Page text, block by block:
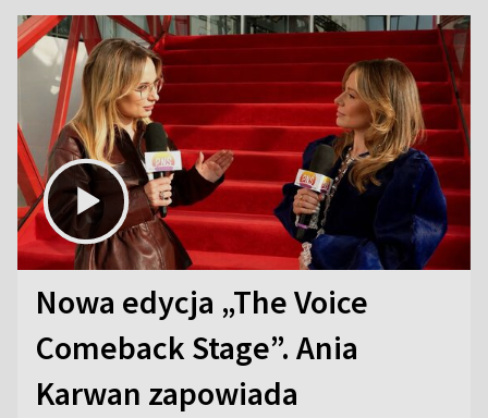
Nowa edycja „The Voice
Comeback Stage”. Ania
Karwan zapowiada